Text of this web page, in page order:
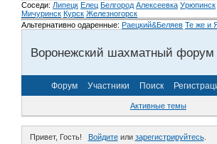
Соседи: Липецк Елец Белгород Алексеевка Урюпинск
Мичуринск Курск Железногорск
Альтернативно одаренные: Раецкий&Беляев Те же и
Воронежский шахматный форум
Форум Участники Поиск
Активные темы
Привет, Гость! Войдитеили зарегистрируйтесь.